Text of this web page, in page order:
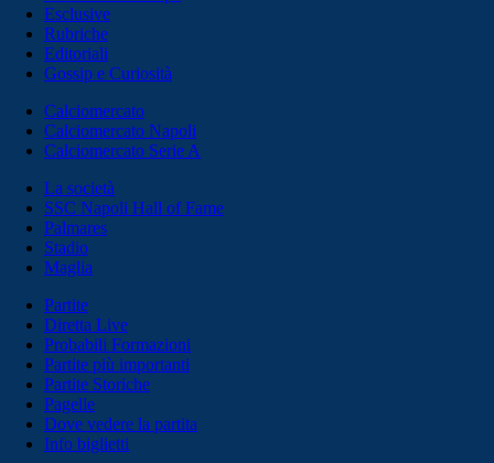
Esclusive
Rubriche
Editoriali
Gossip e Curiosità
Calciomercato
Calciomercato Napoli
Calciomercato Serie A
La società
SSC Napoli Hall of Fame
Palmares
Stadio
Maglia
Partite
Diretta Live
Probabili Formazioni
Partite più importanti
Partite Storiche
Pagelle
Dove vedere la partita
Info biglietti